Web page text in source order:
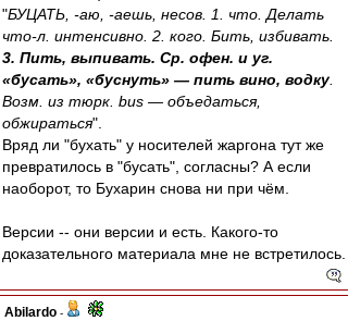
"БУЦАТЬ, -аю, -аешь, несов. 1. что. Делать
что-л. интенсивно. 2. кого. Бить, избивать.
3. Пить, выпивать. Ср. офен. и уг.
«бусать», «буснуть» — пить вино, водку.
Возм. из тюрк. bus — объедаться,
обжираться".
Вряд ли "бухать" у носителей жаргона тут же
превратилось в "бусать", согласны? А если
наоборот, то Бухарин снова ни при чём.
Версии -- они версии и есть. Какого-то
доказательного материала мне не встретилось.
Abilardo -